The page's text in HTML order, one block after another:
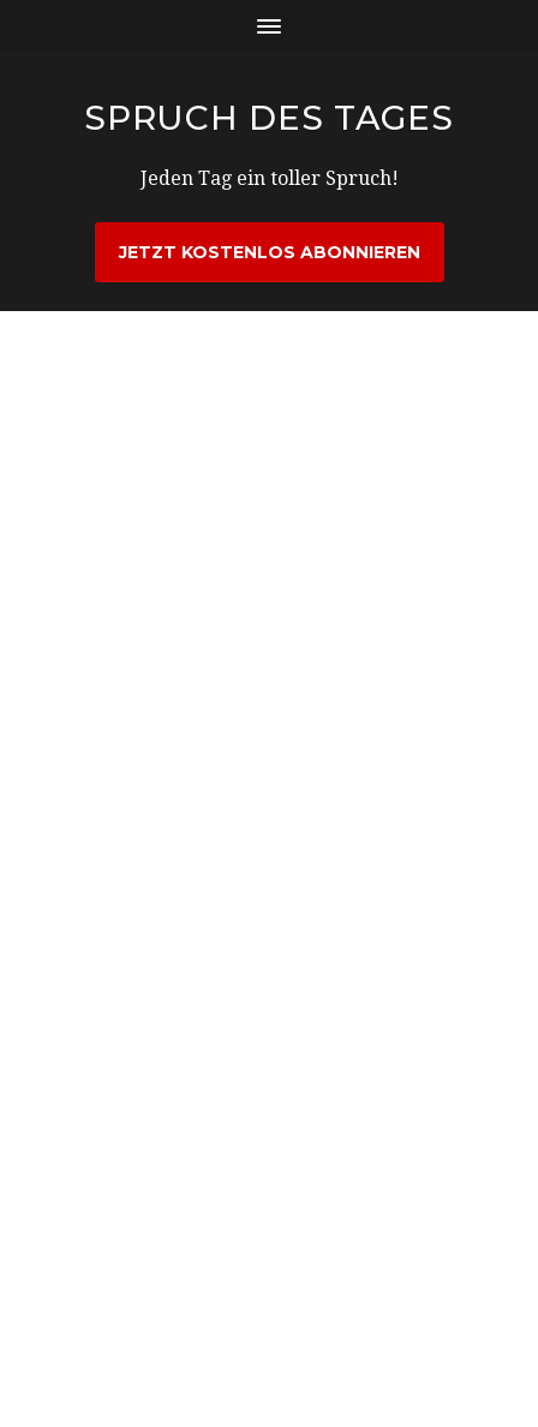
SPRUCH DES TAGES
Jeden Tag ein toller Spruch!
JETZT KOSTENLOS ABONNIEREN